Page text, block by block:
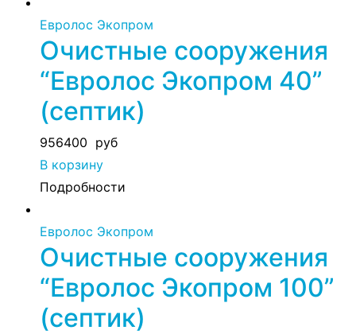
Евролос Экопром
Очистные сооружения
“Евролос Экопром 40”
(септик)
956400 руб
В корзину
Подробности
Евролос Экопром
Очистные сооружения
“Евролос Экопром 100”
(септик)